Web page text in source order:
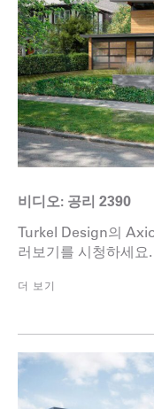
비디오: 공리 2390
Turkel Design의
러보기를 시청하세요.
더 보기